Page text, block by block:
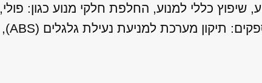
כללי למנוע, החלפת חלקי מנוע כגון: פולי,
שסתומים, צילינדרים, חיישן ראשי ועוד. שירותים נוספים שאנו מספקים: תיקון מערכת למניעת נעילת גלגלים (ABS),